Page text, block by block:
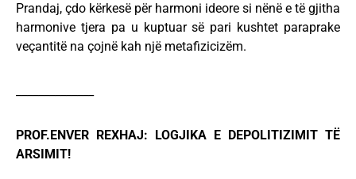
Prandaj, çdo kërkesë për harmoni ideore si nënë e të gjitha
harmonive tjera pa u kuptuar së pari kushtet paraprake
veçantitë na çojnë kah një metafizicizëm.
PROF.ENVER REXHAJ: LOGJIKA E DEPOLITIZIMIT TË
ARSIMIT!